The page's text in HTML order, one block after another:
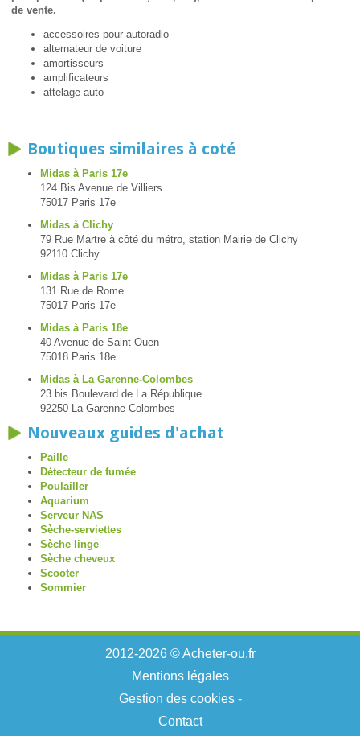
de vente.
accessoires pour autoradio
alternateur de voiture
amortisseurs
amplificateurs
attelage auto
Boutiques similaires à coté
Midas à Paris 17e
124 Bis Avenue de Villiers
75017 Paris 17e
Midas à Clichy
79 Rue Martre à côté du métro, station Mairie de Clichy
92110 Clichy
Midas à Paris 17e
131 Rue de Rome
75017 Paris 17e
Midas à Paris 18e
40 Avenue de Saint-Ouen
75018 Paris 18e
Midas à La Garenne-Colombes
23 bis Boulevard de La République
92250 La Garenne-Colombes
Nouveaux guides d'achat
Paille
Détecteur de fumée
Poulailler
Aquarium
Serveur NAS
Sèche-serviettes
Sèche linge
Sèche cheveux
Scooter
Sommier
2012-2026 © Acheter-ou.fr
Mentions légales
Gestion des cookies-
Contact